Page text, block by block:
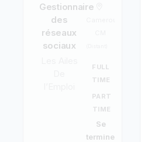
Gestionnaire
des
réseaux
sociaux
FULL
TIME
PART
TIME
Se
termine